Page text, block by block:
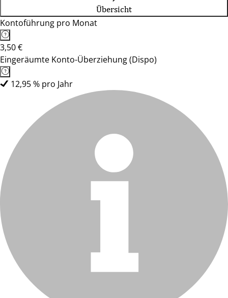
Übersicht
Kontoführung pro Monat
3,50 €
Eingeräumte Konto-Überziehung (Dispo)
12,95 % pro Jahr